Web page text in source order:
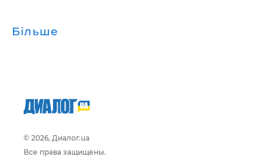
Більше
© 2026, Диалог.ua
Все права защищены.